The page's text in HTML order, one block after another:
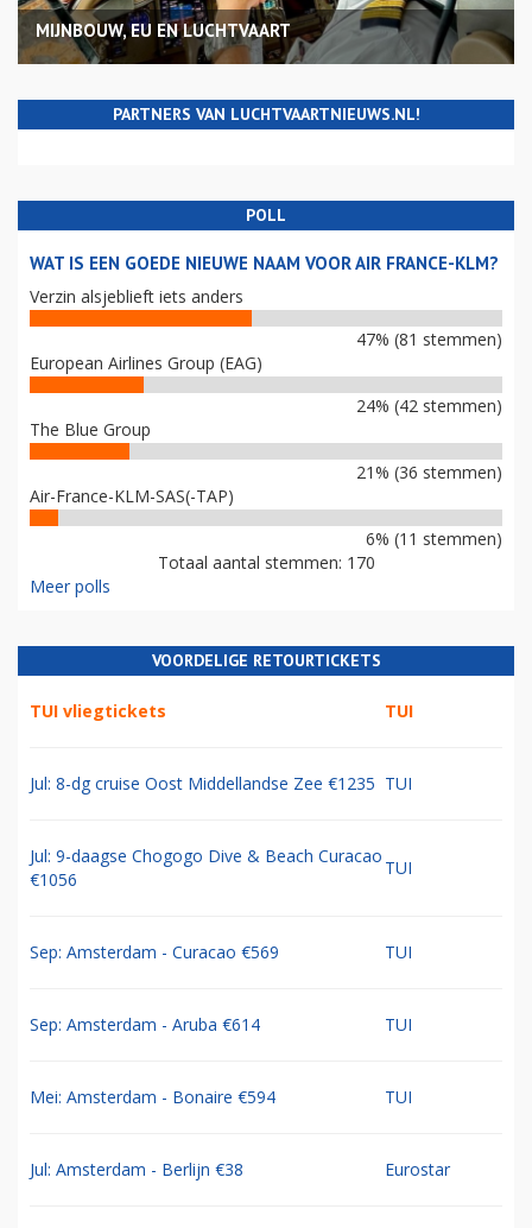
MIJNBOUW, EU EN LUCHTVAART
PARTNERS VAN LUCHTVAARTNIEUWS.NL!
POLL
WAT IS EEN GOEDE NIEUWE NAAM VOOR AIR FRANCE-KLM?
Verzin alsjeblieft iets anders
47% (81 stemmen)
European Airlines Group (EAG)
24% (42 stemmen)
The Blue Group
21% (36 stemmen)
Air-France-KLM-SAS(-TAP)
6% (11 stemmen)
Totaal aantal stemmen: 170
Meer polls
VOORDELIGE RETOURTICKETS
TUI vliegtickets TUI
Jul: 8-dg cruise Oost Middellandse Zee €1235 TUI
Jul: 9-daagse Chogogo Dive & Beach Curacao
€1056
TUI
Sep: Amsterdam - Curacao €569 TUI
Sep: Amsterdam - Aruba €614 TUI
Mei: Amsterdam - Bonaire €594 TUI
Jul: Amsterdam - Berlijn €38 Eurostar